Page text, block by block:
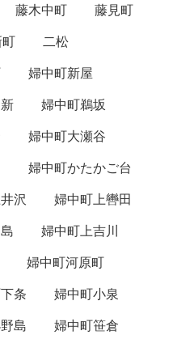
藤木中町
藤見町
二松
婦中町新屋
婦中町鵜坂
婦中町大瀬谷
婦中町かたかご台
沢
婦中町上轡田
婦中町上吉川
婦中町河原町
条
婦中町小泉
島
婦中町笹倉